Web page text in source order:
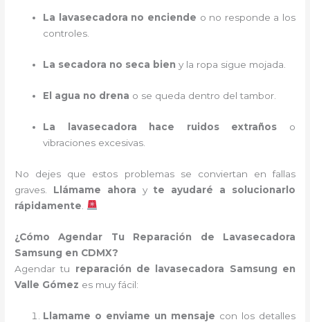
La lavasecadora no enciende o no responde a los
controles.
La secadora no seca bien y la ropa sigue mojada.
El agua no drena o se queda dentro del tambor.
La lavasecadora hace ruidos extraños o
vibraciones excesivas.
No dejes que estos problemas se conviertan en fallas
graves. Llámame ahora y te ayudaré a solucionarlo
rápidamente
¿Cómo Agendar Tu Reparación de Lavasecadora
Samsung en CDMX?
Agendar tu reparación de lavasecadora Samsung en
Valle Gómez es muy fácil:
Llamame o enviame un mensaje con los detalles